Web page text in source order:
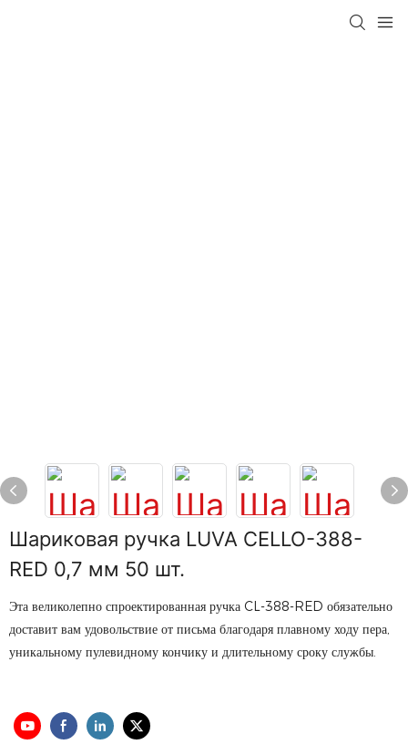
Шариковая ручка LUVA CELLO-388-
RED 0,7 мм 50 шт.
Эта великолепно спроектированная ручка CL-388-RED обязательно
доставит вам удовольствие от письма благодаря плавному ходу пера,
уникальному пулевидному кончику и длительному сроку службы.